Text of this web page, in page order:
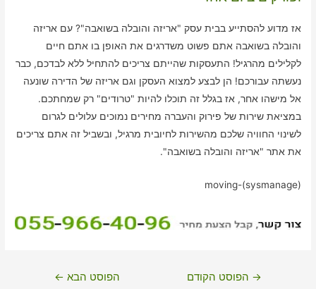
אז מדוע להסתייע בבית עסק "אריזה והובלה בשואבה"? עם אריזה
והובלה בשואבה אתם פשוט משדרגים את האופן בו אתם חיים
לקלילים מהרגיל! התעסקות שהייתם צריכים להתחיל ללא לבדכם, כבר
נעשתה עבורכם! הן לבצע למצוא העסקן וגם אריזה של הדירה שונעה
אל מישהו אחר, אז בגלל זה תוכלו להיות "טרודים" רק שמחתכם.
במציאת שירות של פירוק והעברה מחירים נמוכים עלולים לגרום
לשינוי החוויה שלכם מהשירות לחיובית מרגיל, ובשביל זה אתם צריכים
את אתר "אריזה והובלה בשואבה".
moving-(sysmanage)
ניווט→ הפוסט הקודם הפוסט הבא ←